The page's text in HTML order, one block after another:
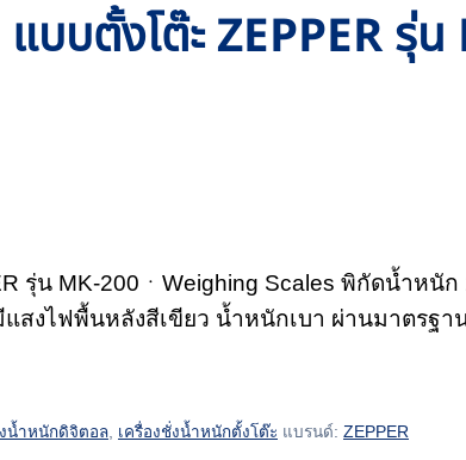
บบตั้งโต๊ะ ZEPPER รุ่
รุ่น MK-200ㆍWeighing Scales พิกัดน้ำห
สงไฟพื้นหลังสีเขียว น้ำหนักเบา ผ่านมาตรฐ
น้ำหนักดิจิตอล, เครื่องชั่งน้ำหนักตั้งโต๊ะ แบรนด์: ZEPPER